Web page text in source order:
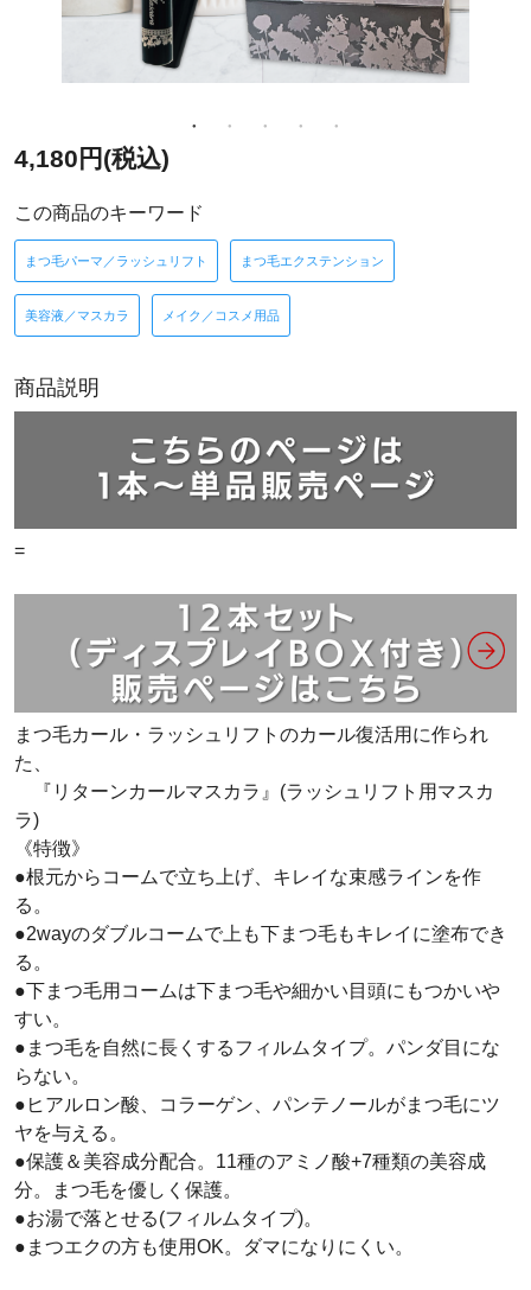
4,180円(税込)
この商品のキーワード
まつ毛パーマ／ラッシュリフト まつ毛エクステンション
美容液／マスカラ メイク／コスメ用品
商品説明
=
まつ毛カール・ラッシュリフトのカール復活用に作られ
た、
『リターンカールマスカラ』(ラッシュリフト用マスカ
ラ)
《特徴》
●根元からコームで立ち上げ、キレイな束感ラインを作
る。
●2wayのダブルコームで上も下まつ毛もキレイに塗布でき
る。
●下まつ毛用コームは下まつ毛や細かい目頭にもつかいや
すい。
●まつ毛を自然に長くするフィルムタイプ。パンダ目にな
らない。
●ヒアルロン酸、コラーゲン、パンテノールがまつ毛にツ
ヤを与える。
●保護＆美容成分配合。11種のアミノ酸+7種類の美容成
分。まつ毛を優しく保護。
●お湯で落とせる(フィルムタイプ)。
●まつエクの方も使用OK。ダマになりにくい。